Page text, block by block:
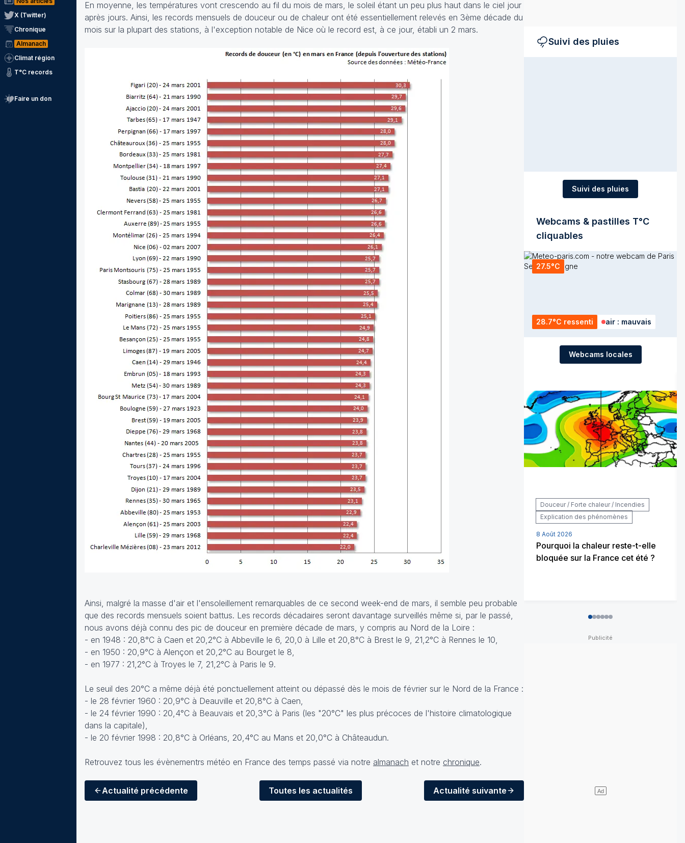
X (Twitter)
Chronique
Almanach
Climat région
T°C records
Faire un don
En moyenne, les températures vont crescendo au fil du mois de mars, le soleil étant un peu plus haut dans le ciel jour
après jours. Ainsi, les records mensuels de douceur ou de chaleur ont été essentiellement relevés en 3ème décade du
mois sur la plupart des stations, à l'exception notable de Nice où le record est, à ce jour, établi un 2 mars.
Ainsi, malgré la masse d'air et l'ensoleillement remarquables de ce second week-end de mars, il semble peu probable
que des records mensuels soient battus. Les records décadaires seront davantage surveillés même si, par le passé,
nous avons déjà connu des pic de douceur en première décade de mars, y compris au Nord de la Loire :
- en 1948 : 20,8°C à Caen et 20,2°C à Abbeville le 6, 20,0 à Lille et 20,8°C à Brest le 9, 21,2°C à Rennes le 10,
- en 1950 : 20,9°C à Alençon et 20,2°C au Bourget le 8,
- en 1977 : 21,2°C à Troyes le 7, 21,2°C à Paris le 9.
Le seuil des 20°C a même déjà été ponctuellement atteint ou dépassé dès le mois de février sur le Nord de la France :
- le 28 février 1960 : 20,9°C à Deauville et 20,8°C à Caen,
- le 24 février 1990 : 20,4°C à Beauvais et 20,3°C à Paris (les "20°C" les plus précoces de l'histoire climatologique
dans la capitale),
- le 20 février 1998 : 20,8°C à Orléans, 20,4°C au Mans et 20,0°C à Châteaudun.
Retrouvez tous les évènementrs météo en France des temps passé via notre almanach et notre chronique.
Actualité précédente Toutes les actualités Actualité suivante
Suivi des pluies
Suivi des pluies
Webcams & pastilles T°C
cliquables
27.5°C
28.7°C ressenti air : mauvais
Webcams locales
Douceur / Forte chaleur / Incendies
Explication des phénomènes
8 Août 2026
Pourquoi la chaleur reste-t-elle
bloquée sur la France cet été ?
012345